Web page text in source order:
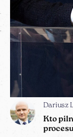
Dariusz
Kto